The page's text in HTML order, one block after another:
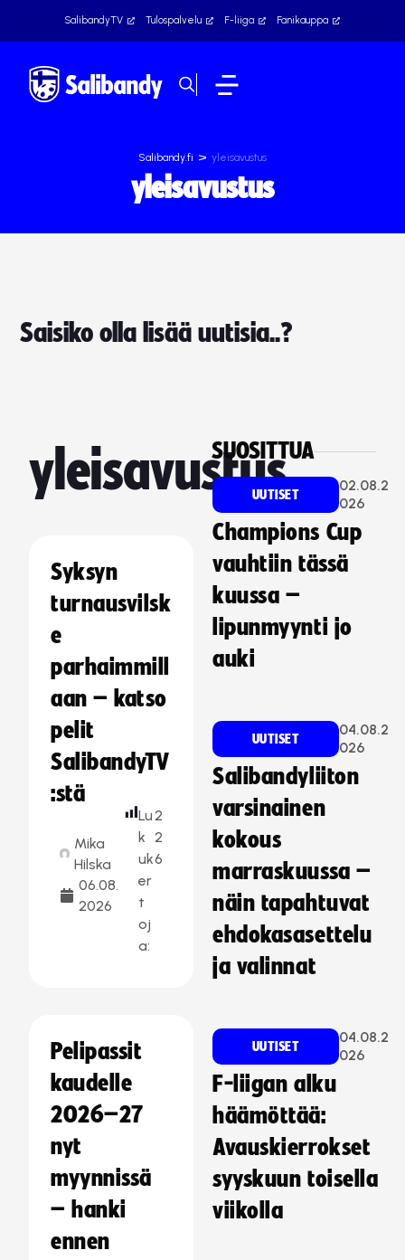
SalibandyTV Tulospalvelu F-liiga Fanikauppa
Salibandy.fi > yleisavustus
yleisavustus
Saisiko olla lisää uutisia..?
yleisavustus
Syksyn
turnausvilsk
e
parhaimmill
aan – katso
pelit
SalibandyTV
:stä
Mika
Hilska
06.08.
2026
Lu
k
uk
er
t
oj
a:
2
2
6
Pelipassit
kaudelle
2026–27
nyt
myynnissä
– hanki
ennen
SUOSITTUA
UUTISET
02.08.2
026
Champions Cup
vauhtiin tässä
kuussa –
lipunmyynti jo
auki
UUTISET
04.08.2
026
Salibandyliiton
varsinainen
kokous
marraskuussa –
näin tapahtuvat
ehdokasasettelu
ja valinnat
UUTISET
04.08.2
026
F-liigan alku
häämöttää:
Avauskierrokset
syyskuun toisella
viikolla